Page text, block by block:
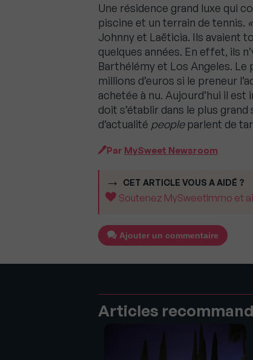
Une résidence grand luxe qui
piscine et un terrain de tennis.
Johnny et Laëticia. Ils avaient
quelques années. En effet, ils
Barthélémy et Los Angeles. Le
millions d’euros si le preneur
achetée à nu. Aujourd’hui il
doit s’établir dans le plus
d’actualité peopleparlent de
Par MySweet Newsroom
CET ARTICLE VOUS A AIDÉ ?
Soutenez MySweetImmo et
Ajouter un commentaire
Articles